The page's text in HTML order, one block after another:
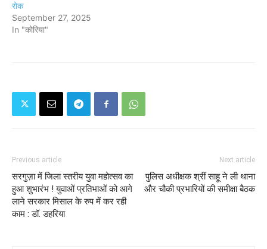
रोक
September 27, 2025
In "कोरिया"
Previous article
सरगुज़ा में जिला स्तरीय युवा महोत्सव का
हुआ शुभारंभ ! युवाओं प्रतिभाओं को आगे
लाने सरकार मिसाल के रुप में कर रही
काम : डॉ. डहरिया
Next article
पुलिस अधीक्षक श्रीं साहू ने ली थाना
और चौकी प्रभारियों की समीक्षा बैठक